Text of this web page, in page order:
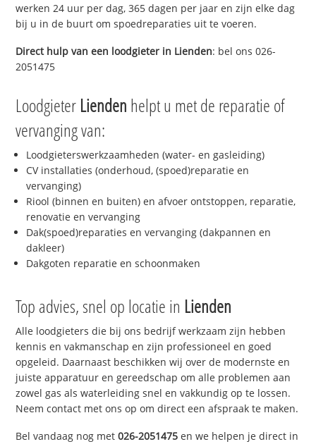
werken 24 uur per dag, 365 dagen per jaar en zijn elke dag
bij u in de buurt om spoedreparaties uit te voeren.
Direct hulp van een loodgieter in Lienden: bel ons 026-
2051475
Loodgieter Lienden helpt u met de reparatie of
vervanging van:
Loodgieterswerkzaamheden (water- en gasleiding)
CV installaties (onderhoud, (spoed)reparatie en
vervanging)
Riool (binnen en buiten) en afvoer ontstoppen, reparatie,
renovatie en vervanging
Dak(spoed)reparaties en vervanging (dakpannen en
dakleer)
Dakgoten reparatie en schoonmaken
Top advies, snel op locatie in Lienden
Alle loodgieters die bij ons bedrijf werkzaam zijn hebben
kennis en vakmanschap en zijn professioneel en goed
opgeleid. Daarnaast beschikken wij over de modernste en
juiste apparatuur en gereedschap om alle problemen aan
zowel gas als waterleiding snel en vakkundig op te lossen.
Neem contact met ons op om direct een afspraak te maken.
Bel vandaag nog met026-2051475 en we helpen je direct in